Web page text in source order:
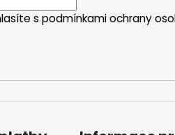
s podmínkami ochrany